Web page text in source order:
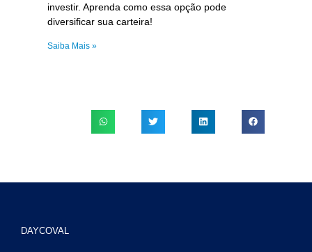
investir. Aprenda como essa opção pode
diversificar sua carteira!
Saiba Mais »
DAYCOVAL